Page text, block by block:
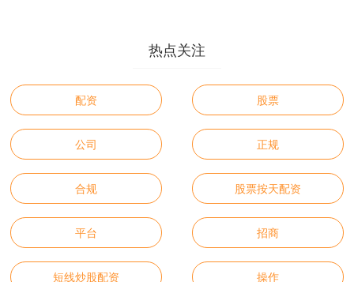
热点关注
配资 股票
公司 正规
合规 股票按天配资
平台 招商
短线炒股配资 操作